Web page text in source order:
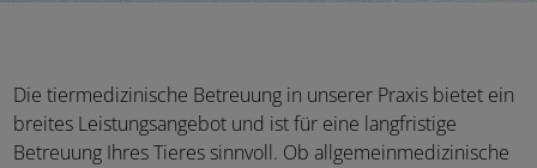
Die tiermedizinische Betreuung in unserer Praxis bietet ein
breites Leistungsangebot und ist für eine langfristige
Betreuung Ihres Tieres sinnvoll. Ob allgemeinmedizinische